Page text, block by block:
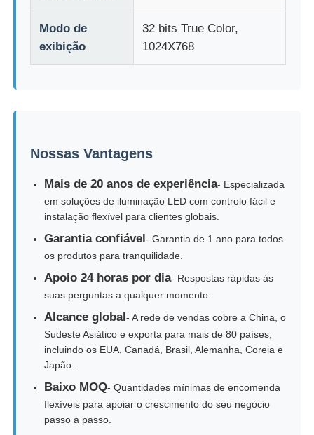
Modo de
exibição
32 bits True Color,
1024X768
Nossas Vantagens
Mais de 20 anos de experiência- Especializada
em soluções de iluminação LED com controlo fácil e
instalação flexível para clientes globais.
Garantia confiável- Garantia de 1 ano para todos
os produtos para tranquilidade.
Apoio 24 horas por dia- Respostas rápidas às
suas perguntas a qualquer momento.
Alcance global- A rede de vendas cobre a China, o
Sudeste Asiático e exporta para mais de 80 países,
incluindo os EUA, Canadá, Brasil, Alemanha, Coreia e
Japão.
Baixo MOQ- Quantidades mínimas de encomenda
flexíveis para apoiar o crescimento do seu negócio
passo a passo.